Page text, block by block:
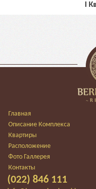
I
Главная
Описание Комплекса
Квартиры
Расположение
Фото Галлерея
Контакты
(022) 846 111